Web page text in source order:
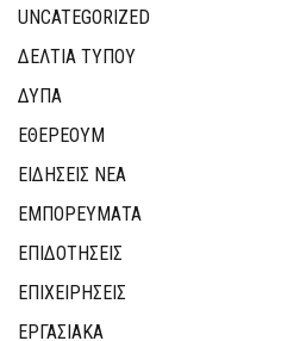
UNCATEGORIZED
ΔΕΛΤΙΑ ΤΥΠΟΥ
ΔΥΠΑ
ΕΘΈΡΕΟΥΜ
ΕΙΔΗΣΕΙΣ ΝΕΑ
ΕΜΠΟΡΕΥΜΑΤΑ
ΕΠΙΔΟΤΗΣΕΙΣ
ΕΠΙΧΕΙΡΗΣΕΙΣ
ΕΡΓΑΣΙΑΚΑ